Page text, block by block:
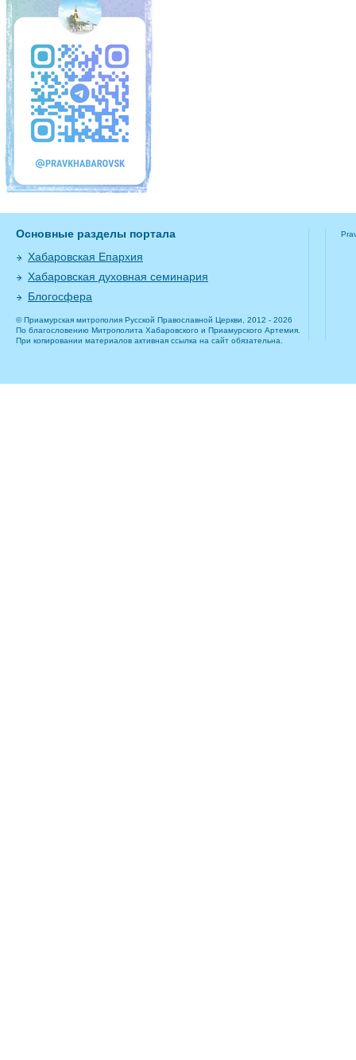
Основные разделы портала
Хабаровская Епархия
Хабаровская духовная семинария
Блогосфера
© Приамурская митрополия Русской Православной Церкви, 2012 - 2026
По благословению Митрополита Хабаровского и Приамурского Артемия.
При копировании материалов активная ссылка на сайт обязательна.